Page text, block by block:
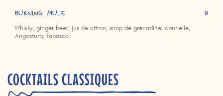
BURNING MULE
Whisky, ginger beer, jus de citron, sirop de grenadine, cannelle,
Angostura, Tabasco.
9
COCKTAILS CLASSIQUES